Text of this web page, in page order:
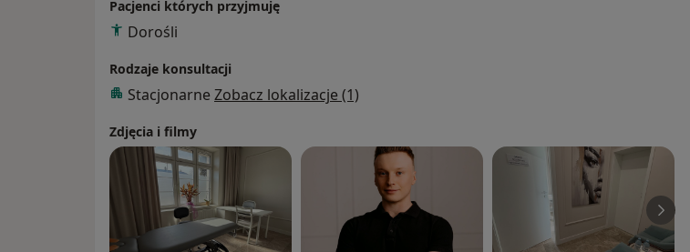
Pacjenci których przyjmuję
Dorośli
Rodzaje konsultacji
Stacjonarne Zobacz lokalizacje (1)
Zdjęcia i filmy